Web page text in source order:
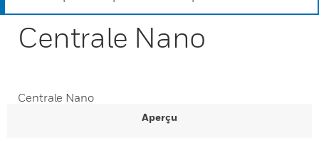
Centrale Nano
Centrale Nano
Aperçu